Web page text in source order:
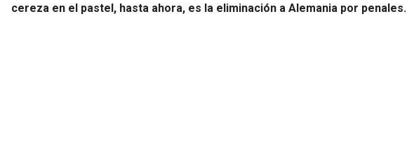
cereza en el pastel, hasta ahora, es la eliminación a Alemania por penales.